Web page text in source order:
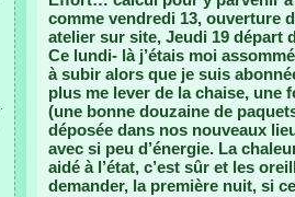
comme vendredi 13, ouverture
atelier sur site, Jeudi 19 départ
Ce lundi- là j’étais moi
à subir alors que je suis
plus me lever de la chaise, une
(une bonne douzaine de
déposée dans nos nouveaux
avec si peu d’énergie. La
aidé à l’état, c’est sûr et les
demander, la première nuit, si